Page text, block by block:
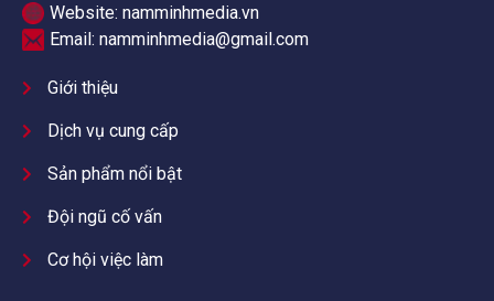
Website: namminhmedia.vn
Email: namminhmedia@gmail.com
Giới thiệu
Dịch vụ cung cấp
Sản phẩm nổi bật
Đội ngũ cố vấn
Cơ hội việc làm